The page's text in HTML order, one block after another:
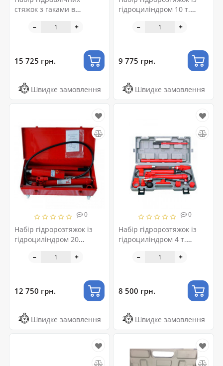
стяжок з гаками в
1PBR15094
15 725 грн.
Швидке замовлення
гідроциліндром 10 т.
9 775 грн.
Швидке замовлення
0
Набір гідророзтяжок із
гідроциліндром 20
12 750 грн.
Швидке замовлення
0
Набір гідророзтяжок із
гідроциліндром 4 т.
8 500 грн.
Швидке замовлення